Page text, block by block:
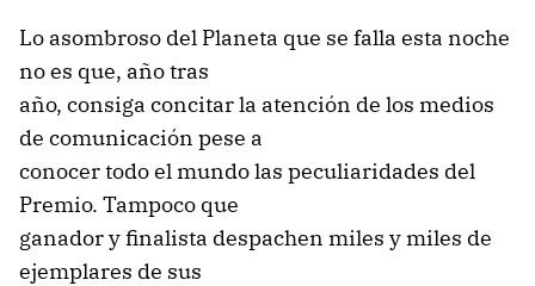
Lo asombroso del Planeta que se falla esta noche
no es que, año tras
año, consiga concitar la atención de los medios
de comunicación pese a
conocer todo el mundo las peculiaridades del
Premio. Tampoco que
ganador y finalista despachen miles y miles de
ejemplares de sus